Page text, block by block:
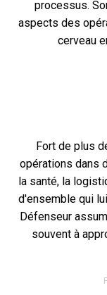
processus.
aspects des
cerveau
Fort de plus
opérations dans
la santé, la
d'ensemble qui
Défenseur
souvent à